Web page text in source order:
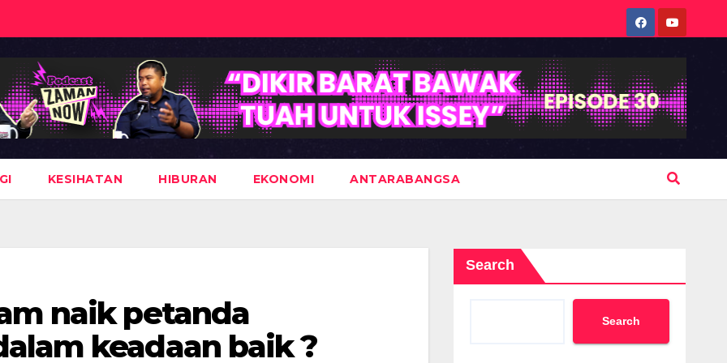
KESIHATAN HIBURAN EKONOMI ANTARABANGSA
naik petanda
keadaan baik ?
Search
Search